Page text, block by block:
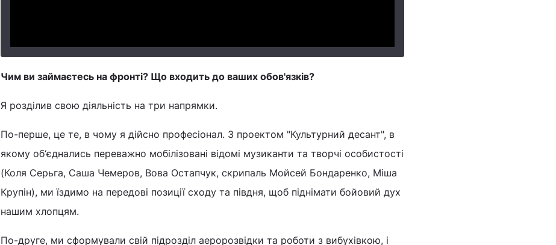
Чим ви займаєтесь на фронті? Що входить до ваших обов'язків?
Я розділив свою діяльність на три напрямки.
По-перше, це те, в чому я дійсно професіонал. З проектом "Культурний десант", в
якому об‘єднались переважно мобілізовані відомі музиканти та творчі особистості
(Коля Серьга, Саша Чемеров, Вова Остапчук, скрипаль Мойсей Бондаренко, Міша
Крупін), ми їздимо на передові позиції сходу та півдня, щоб піднімати бойовий дух
нашим хлопцям.
По-друге, ми сформували свій підрозділ аеророзвідки та роботи з вибухівкою, і